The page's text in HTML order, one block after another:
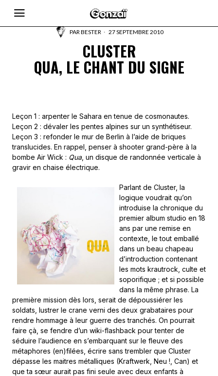
PARBESTER 27 SEPTEMBRE 2010
CLUSTER
QUA, LE CHANT DU SIGNE
Leçon 1 : arpenter le Sahara en tenue de cosmonautes.
Leçon 2 : dévaler les pentes alpines sur un synthétiseur.
Leçon 3 : refonder le mur de Berlin à l’aide de briques
translucides. En rappel, penser à shooter grand-père à la
bombe Air Wick : Qua, un disque de randonnée verticale à
gravir en chaise électrique.
Parlant de Cluster, la
logique voudrait qu’on
introduise la chronique du
premier album studio en 18
ans par une remise en
contexte, le tout emballé
dans un beau chapeau
d’introduction contenant
les mots krautrock, culte et
soporifique ; et si possible
dans la même phrase. La
première mission dès lors, serait de dépoussiérer les
soldats, lustrer le crane verni des deux grabataires pour
rendre hommage à leur guerre des tranchés. On pourrait
faire çà, se fendre d’un wiki-flashback pour tenter de
séduire l’audience en s’embarquant sur le fleuve des
métaphores (en)filées, écrire sans trembler que Cluster
dépasse les maitres métalliques (Kraftwerk, Neu !, Can) et
que ta sœur aurait pas fini seule avec deux enfants à